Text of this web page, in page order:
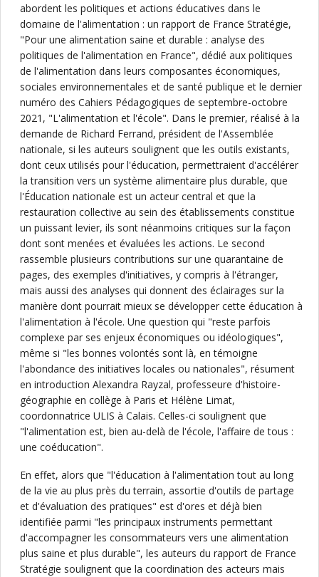
abordent les politiques et actions éducatives dans le
domaine de l'alimentation : un rapport de France Stratégie,
"Pour une alimentation saine et durable : analyse des
politiques de l'alimentation en France", dédié aux politiques
de l'alimentation dans leurs composantes économiques,
sociales environnementales et de santé publique et le dernier
numéro des Cahiers Pédagogiques de septembre-octobre
2021, "L'alimentation et l'école". Dans le premier, réalisé à la
demande de Richard Ferrand, président de l'Assemblée
nationale, si les auteurs soulignent que les outils existants,
dont ceux utilisés pour l'éducation, permettraient d'accélérer
la transition vers un système alimentaire plus durable, que
l'Éducation nationale est un acteur central et que la
restauration collective au sein des établissements constitue
un puissant levier, ils sont néanmoins critiques sur la façon
dont sont menées et évaluées les actions. Le second
rassemble plusieurs contributions sur une quarantaine de
pages, des exemples d'initiatives, y compris à l'étranger,
mais aussi des analyses qui donnent des éclairages sur la
manière dont pourrait mieux se développer cette éducation à
l'alimentation à l'école. Une question qui "reste parfois
complexe par ses enjeux économiques ou idéologiques",
même si "les bonnes volontés sont là, en témoigne
l'abondance des initiatives locales ou nationales", résument
en introduction Alexandra Rayzal, professeure d'histoire-
géographie en collège à Paris et Hélène Limat,
coordonnatrice ULIS à Calais. Celles-ci soulignent que
"l'alimentation est, bien au-delà de l'école, l'affaire de tous :
une coéducation".
En effet, alors que "l'éducation à l'alimentation tout au long
de la vie au plus près du terrain, assortie d'outils de partage
et d'évaluation des pratiques" est d'ores et déjà bien
identifiée parmi "les principaux instruments permettant
d'accompagner les consommateurs vers une alimentation
plus saine et plus durable", les auteurs du rapport de France
Stratégie soulignent que la coordination des acteurs mais